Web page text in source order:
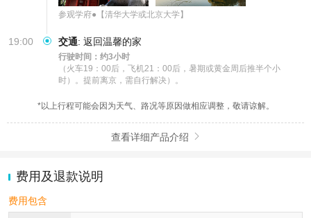
参观学府●【清华大学或北京大学】
19:00 交通: 返回温馨的家
行驶时间：约3小时
（火车19：00后，飞机21：00后，暑期或黄金周后推半个小
时）。提前离京，需自行解决）。
*以上行程可能会因为天气、路况等原因做相应调整，敬请谅解。
查看详细产品介绍 
费用及退款说明
费用包含